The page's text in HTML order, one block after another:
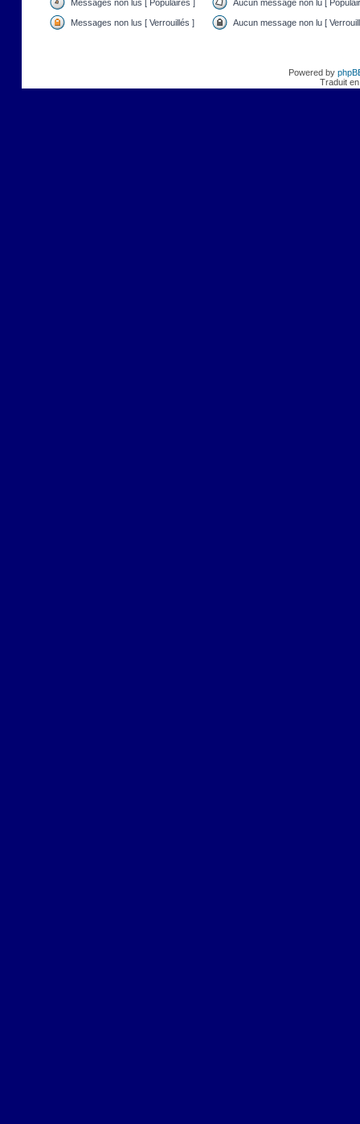
Messages non lus [ Populaires ] Aucun message non lu [
Messages non lus [ Verrouillés ] Aucun message non lu [
Powered by
Traduit